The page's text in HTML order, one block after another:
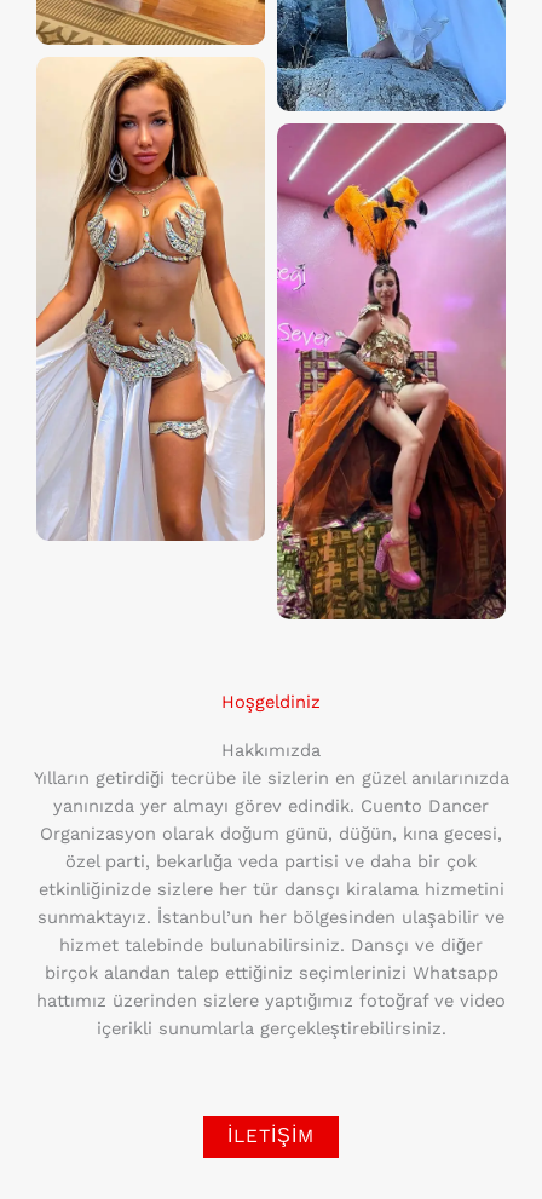
Hoşgeldiniz
Hakkımızda
Yılların getirdiği tecrübe ile sizlerin en güzel anılarınızda
yanınızda yer almayı görev edindik. Cuento Dancer
Organizasyon olarak doğum günü, düğün, kına gecesi,
özel parti, bekarlığa veda partisi ve daha bir çok
etkinliğinizde sizlere her tür dansçı kiralama hizmetini
sunmaktayız. İstanbul’un her bölgesinden ulaşabilir ve
hizmet talebinde bulunabilirsiniz. Dansçı ve diğer
birçok alandan talep ettiğiniz seçimlerinizi Whatsapp
hattımız üzerinden sizlere yaptığımız fotoğraf ve video
içerikli sunumlarla gerçekleştirebilirsiniz.
İLETIŞIM